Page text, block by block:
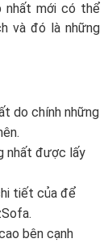
nhất mới có thể
và đó là những
do chính những
nhất được lấy
tiết của để
bên cạnh